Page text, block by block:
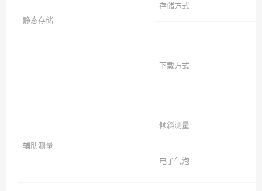
静态存储
存储方式
下载方式
辅助测量
倾斜测量
电子气泡